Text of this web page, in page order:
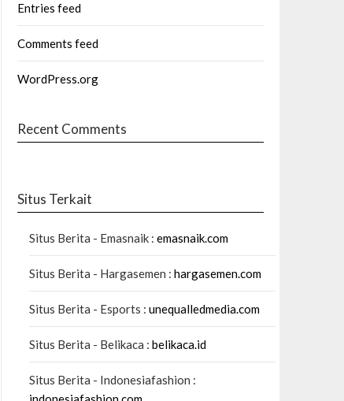
Entries feed
Comments feed
WordPress.org
Recent Comments
Situs Terkait
Situs Berita - Emasnaik : emasnaik.com
Situs Berita - Hargasemen : hargasemen.com
Situs Berita - Esports : unequalledmedia.com
Situs Berita - Belikaca : belikaca.id
Situs Berita - Indonesiafashion :